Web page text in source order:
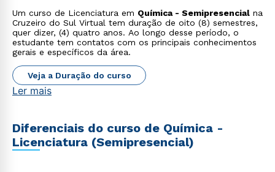
Um curso de Licenciatura em Química - Semipresencial na
Cruzeiro do Sul Virtual tem duração de oito (8) semestres,
quer dizer, (4) quatro anos. Ao longo desse período, o
estudante tem contatos com os principais conhecimentos
gerais e específicos da área.
Veja a Duração do curso
Ler mais
Diferenciais do curso de Química -
Licenciatura (Semipresencial)